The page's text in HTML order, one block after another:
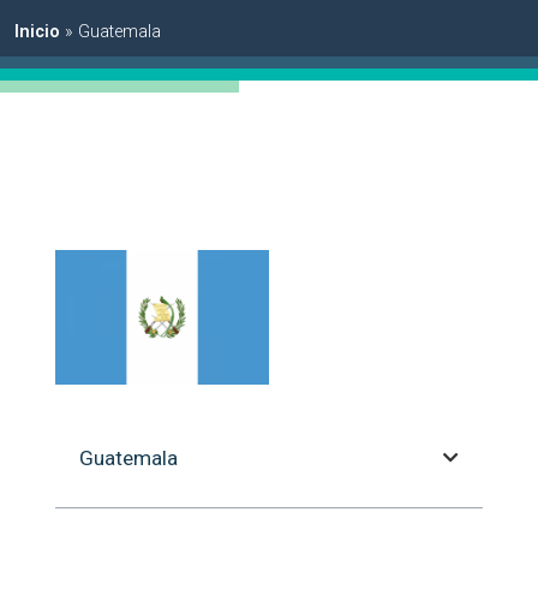
Inicio » Guatemala
Guatemala